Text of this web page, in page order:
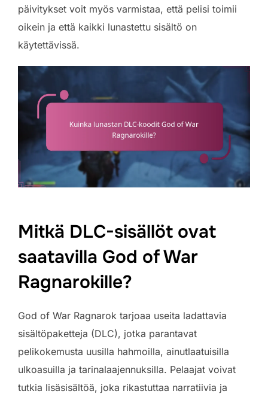
päivitykset voit myös varmistaa, että pelisi toimii
oikein ja että kaikki lunastettu sisältö on
käytettävissä.
Mitkä DLC-sisällöt ovat
saatavilla God of War
Ragnarokille?
God of War Ragnarok tarjoaa useita ladattavia
sisältöpaketteja (DLC), jotka parantavat
pelikokemusta uusilla hahmoilla, ainutlaatuisilla
ulkoasuilla ja tarinalaajennuksilla. Pelaajat voivat
tutkia lisäsisältöä, joka rikastuttaa narratiivia ja